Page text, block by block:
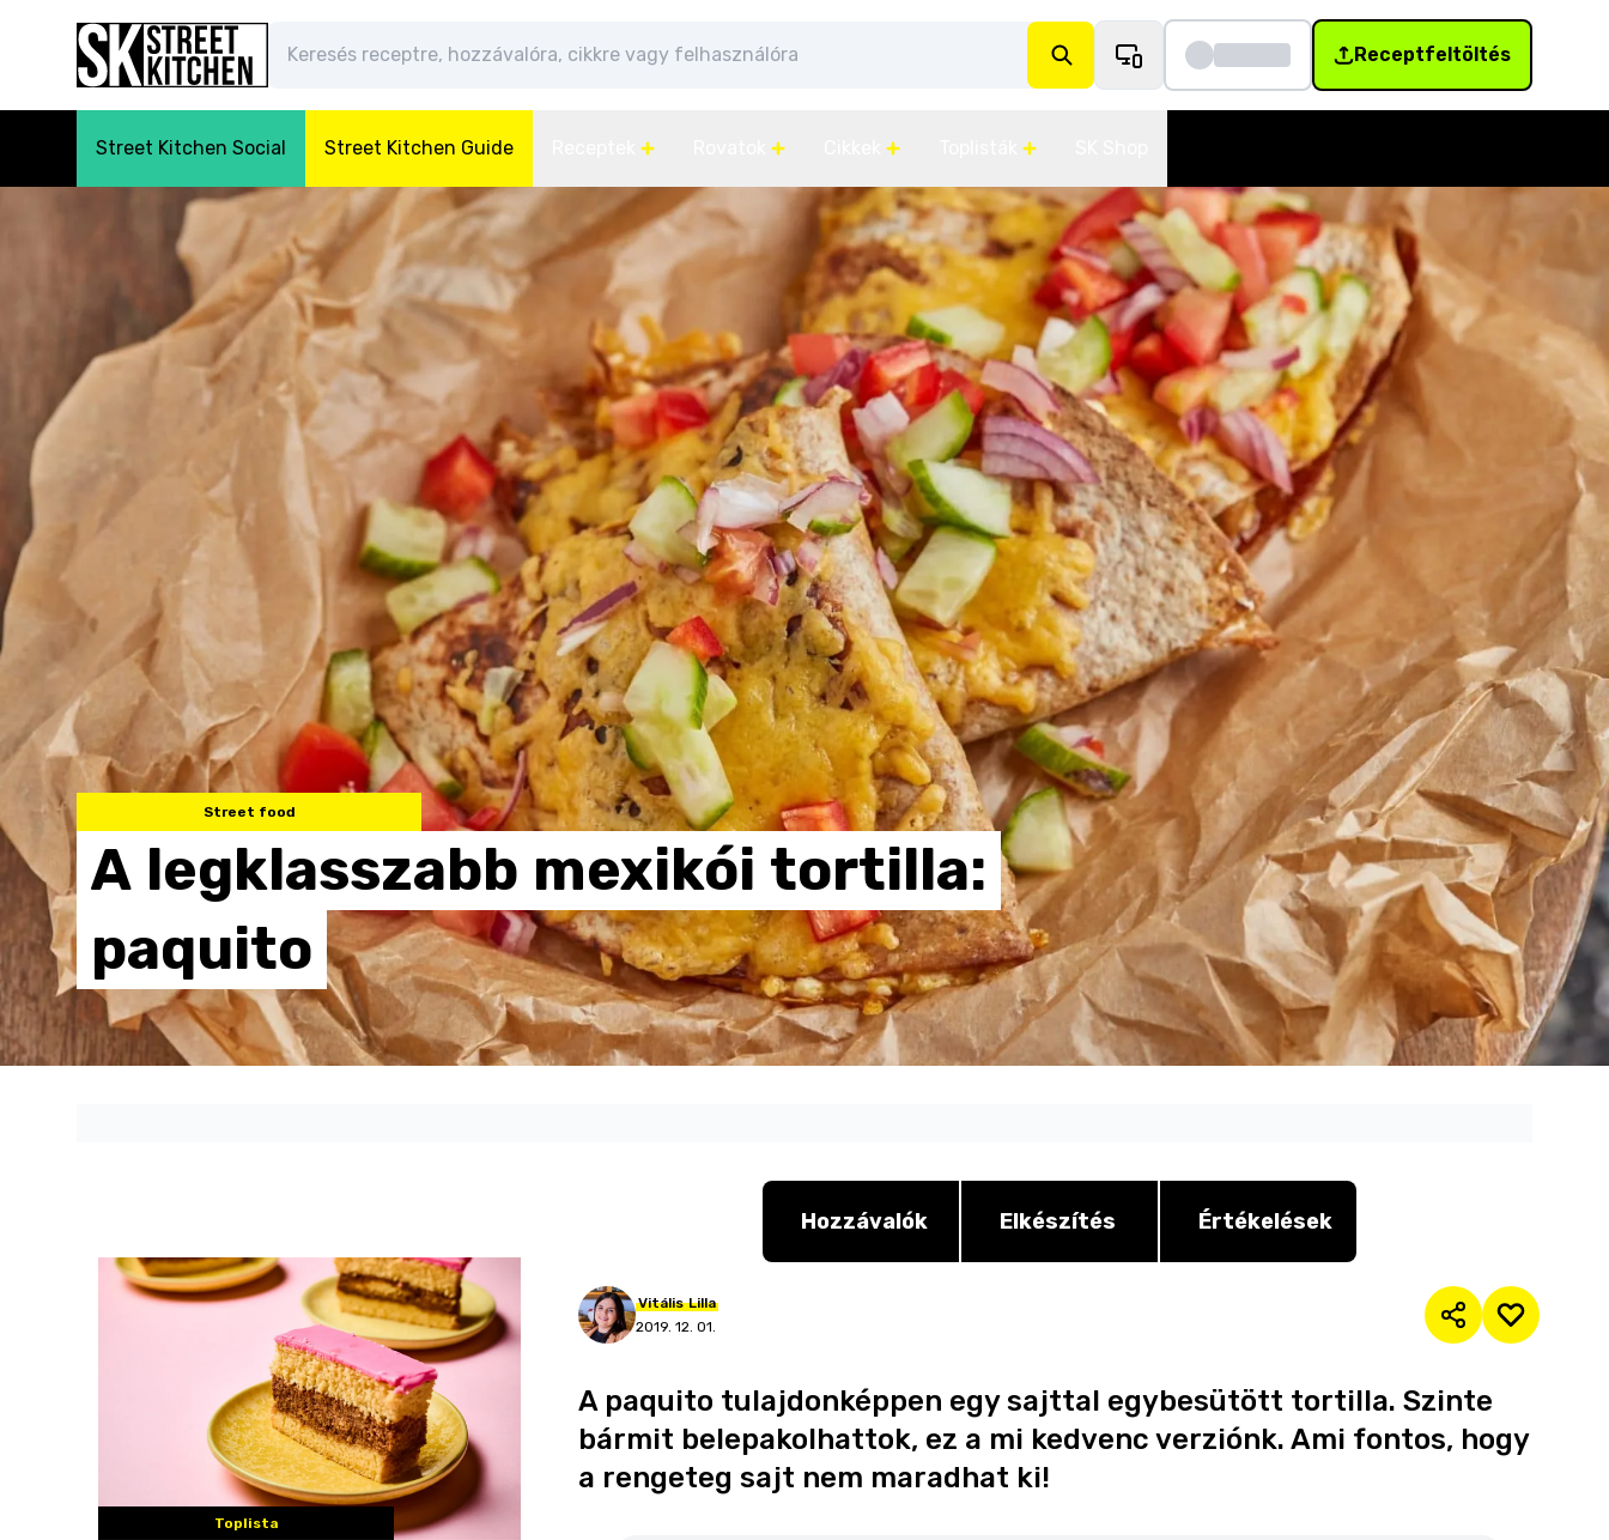
Receptfeltöltés
Street Kitchen Social Street Kitchen Guide
Street food
A legklasszabb mexikói tortilla:
paquito
Toplista
Hozzávalók Elkészítés Értékelések
Vitális Lilla
2019. 12. 01.
A paquito tulajdonképpen egy sajttal egybesütött tortilla. Szinte
bármit belepakolhattok, ez a mi kedvenc verziónk. Ami fontos, hogy
a rengeteg sajt nem maradhat ki!